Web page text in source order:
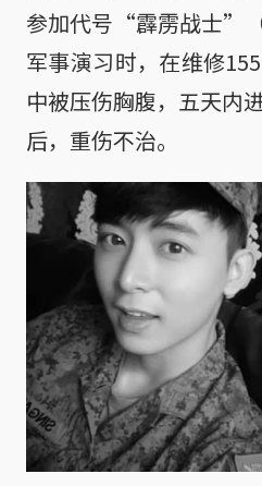
参加代号“霹雳战士”
军事演习时，在维修
中被压伤胸腹，五天内
后，重伤不治。